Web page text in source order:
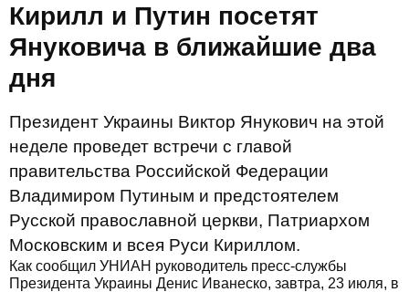
Кирилл и Путин посетят
Януковича в ближайшие два
дня
Президент Украины Виктор Янукович на этой
неделе проведет встречи с главой
правительства Российской Федерации
Владимиром Путиным и предстоятелем
Русской православной церкви, Патриархом
Московским и всея Руси Кириллом.
Как сообщил УНИАН руководитель пресс-службы
Президента Украины Денис Иванеско, завтра, 23 июля, в